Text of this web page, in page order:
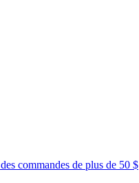
des commandes de plus de 50 $